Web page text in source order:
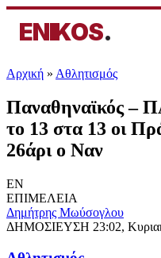
ENIKOS.
Αρχική » Αθλητισμός
Παναθηναϊκός –
το 13 στα 13 οι
26άρι ο Ναν
EN
ΕΠΙΜΕΛΕΙΑ
Δημήτρης Μωύσογλου
ΔΗΜΟΣΙΕΥΣΗ 23:02,